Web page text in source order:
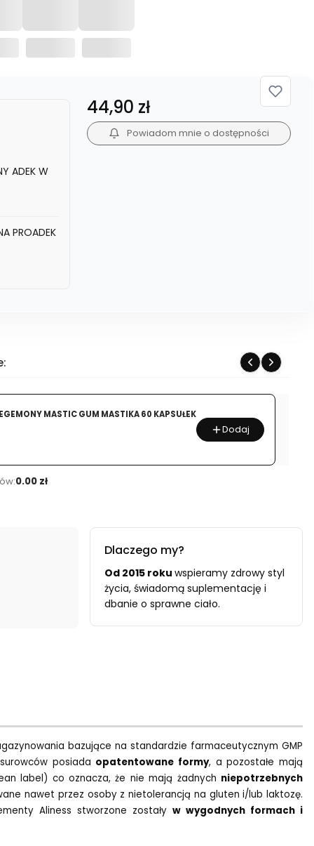
ADEK W
PROADEK
Cena
44,90 zł
Powiadom mnie o dostępności
MASTIC GUM MASTIKA 60 KAPSUŁEK
Dodaj
0.00 zł
Dlaczego my?
Od 2015 roku wspieramy zdrowy styl
życia, świadomą suplementację i
dbanie o sprawne ciało.
bazujące na standardzie farmaceutycznym GMP
posiada opatentowane formy, a pozostałe mają
label) co oznacza, że nie mają żadnych niepotrzebnych
nawet przez osoby z nietolerancją na gluten i/lub laktozę.
Aliness stworzone zostaływ wygodnych formach i